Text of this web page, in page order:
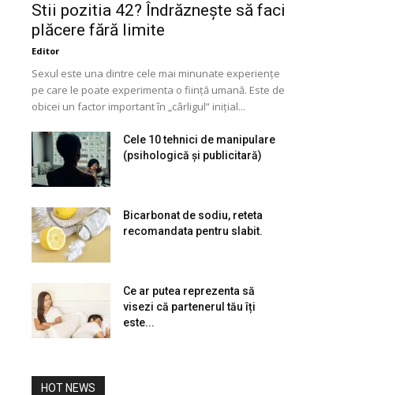
Stii pozitia 42? Îndrăznește să faci
plăcere fără limite
Editor
Sexul este una dintre cele mai minunate experiențe
pe care le poate experimenta o ființă umană. Este de
obicei un factor important în „cârligul” inițial...
Cele 10 tehnici de manipulare
(psihologică și publicitară)
Bicarbonat de sodiu, reteta
recomandata pentru slabit.
Ce ar putea reprezenta să
visezi că partenerul tău îți
este...
HOT NEWS